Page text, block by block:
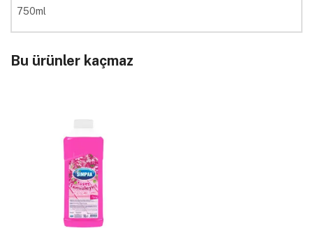
750ml
Bu ürünler kaçmaz